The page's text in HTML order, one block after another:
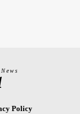
News
Policy